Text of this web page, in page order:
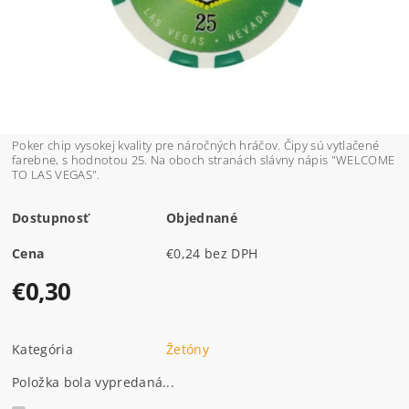
Poker chip vysokej kvality pre náročných hráčov. Čipy sú vytlačené
farebne, s hodnotou 25. Na oboch stranách slávny nápis "WELCOME
TO LAS VEGAS".
Dostupnosť Objednané
Cena €0,24 bez DPH
€0,30
Kategória
Žetóny
Položka bola vypredaná...